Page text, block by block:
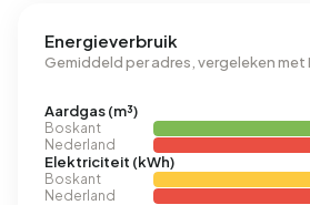
Energieverbruik
Gemiddeld per adres, vergeleken met
Aardgas (m³)
Boskant
Nederland
Elektriciteit (kWh)
Boskant
Nederland